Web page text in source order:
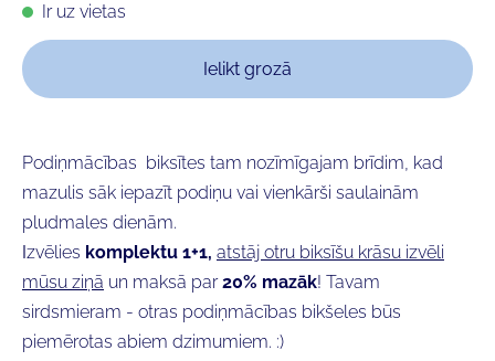
Ir uz vietas
Ielikt grozā
Podiņmācības biksītes tam nozīmīgajam brīdim, kad
mazulis sāk iepazīt podiņu vai vienkārši saulainām
pludmales dienām.
Izvēlies komplektu 1+1, atstāj otru biksīšu krāsu izvēli
mūsu ziņā un maksā par20% mazāk! Tavam
sirdsmieram - otras podiņmācības bikšeles būs
piemērotas abiem dzimumiem. :)